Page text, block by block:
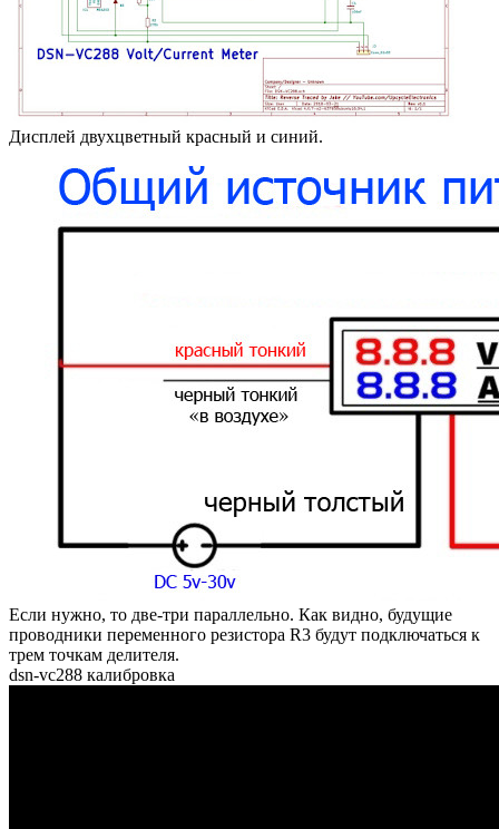
Дисплей двухцветный красный и синий.
Если нужно, то две-три параллельно. Как видно, будущие
проводники переменного резистора R3 будут подключаться к
трем точкам делителя.
dsn-vc288 калибровка